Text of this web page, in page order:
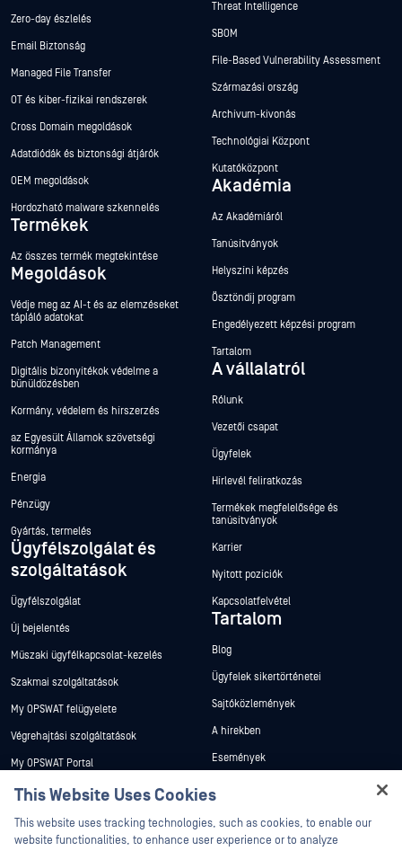
Zero-day észlelés
Email Biztonság
Managed File Transfer
OT és kiber-fizikai rendszerek
Cross Domain megoldások
Adatdiódák és biztonsági átjárók
OEM megoldások
Hordozható malware szkennelés
Termékek
Az összes termék megtekintése
Megoldások
Védje meg az AI-t és az elemzéseket
tápláló adatokat
Patch Management
Digitális bizonyítékok védelme a
bűnüldözésben
Kormány, védelem és hírszerzés
az Egyesült Államok szövetségi
kormánya
Energia
Pénzügy
Gyártás, termelés
Ügyfélszolgálat és
szolgáltatások
Ügyfélszolgálat
Új bejelentés
Műszaki ügyfélkapcsolat-kezelés
Szakmai szolgáltatások
My OPSWAT felügyelete
Végrehajtási szolgáltatások
My OPSWAT Portal
Műszaki dokumentáció
Képzések
Biztonsági sebezhetőségi program
Threat Intelligence
SBOM
File-Based Vulnerability Assessment
Származási ország
Archívum-kivonás
Technológiai Központ
Kutatóközpont
Akadémia
Az Akadémiáról
Tanúsítványok
Helyszíni képzés
Ösztöndíj program
Engedélyezett képzési program
Tartalom
A vállalatról
Rólunk
Vezetői csapat
Ügyfelek
Hírlevél feliratkozás
Termékek megfelelősége és
tanúsítványok
Karrier
Nyitott pozíciók
Kapcsolatfelvétel
Tartalom
Blog
Ügyfelek sikertörténetei
Sajtóközlemények
A hírekben
Események
Fehér könyvek
This Website Uses Cookies
This website uses tracking technologies, such as cookies, to enable our
website functionalities, to enhance user experience or to analyze
Hey there!
I'm Ozzy, your OPSWAT virtual assistant.